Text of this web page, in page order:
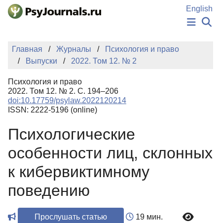
Перейти к основному содержанию
English
НОВОСТИ
ИЗДАНИЯ
ПОДАТЬ РУКОПИСЬ
БАЗА ЗНАНИЙ
КЛЮЧЕВЫЕ СЛОВА
Регистрация
Главная Журналы
Психология и право
Выпуски
2022. Том 12. № 2
Психология и право
2022. Том 12. № 2. С. 194–206
doi:10.17759/psylaw.2022120214
ISSN: 2222-5196 (online)
Психологические
особенности лиц, склонных
к кибервиктимному
поведению
Прослушать статью
19 мин.